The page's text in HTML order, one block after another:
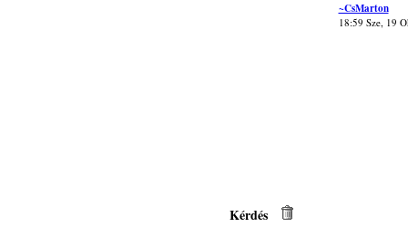
~CsMarton
18:59 Sze, 19
Kérdés